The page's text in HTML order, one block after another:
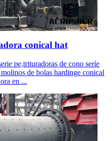
conical hat
pe,trituradoras de cono seríe
de bolas hardinge conical
en ...